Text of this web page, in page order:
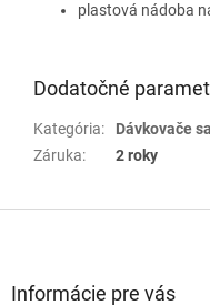
plastová nádoba
Dodatočné
Kategória:
Dávkovače
Záruka: 2 roky
Informácie pre vás